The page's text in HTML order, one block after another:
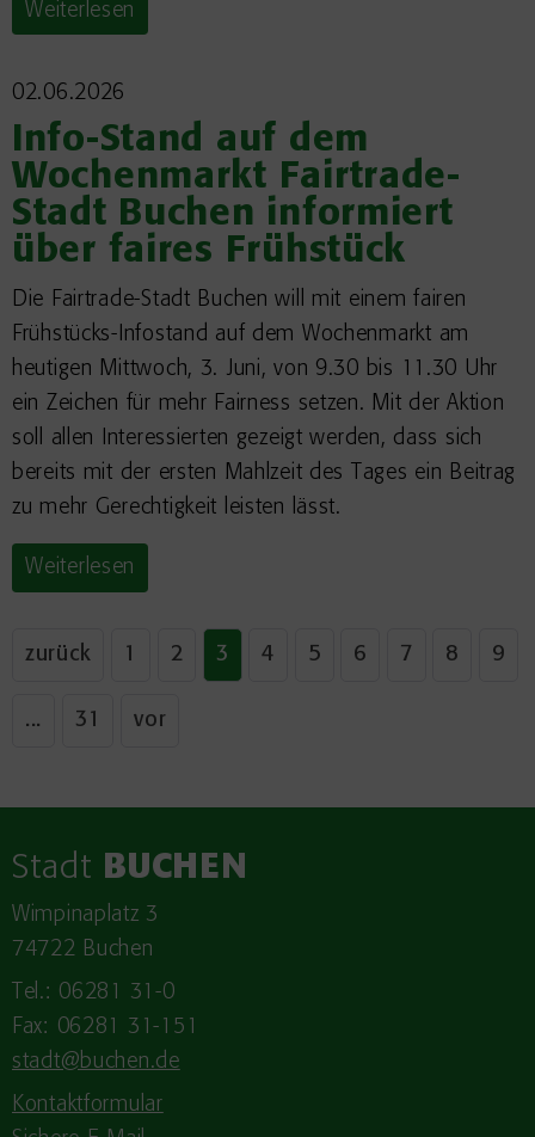
Weiterlesen
02.06.2026
Info-Stand auf dem
Wochenmarkt Fairtrade-
Stadt Buchen informiert
über faires Frühstück
Die Fairtrade-Stadt Buchen will mit einem fairen
Frühstücks-Infostand auf dem Wochenmarkt am
heutigen Mittwoch, 3. Juni, von 9.30 bis 11.30 Uhr
ein Zeichen für mehr Fairness setzen. Mit der Aktion
soll allen Interessierten gezeigt werden, dass sich
bereits mit der ersten Mahlzeit des Tages ein Beitrag
zu mehr Gerechtigkeit leisten lässt.
Weiterlesen
zurück 1 2 3 4 5 6 7 8 9
... 31 vor
Stadt BUCHEN
Wimpinaplatz 3
74722 Buchen
Tel.: 06281 31-0
Fax: 06281 31-151
stadt@buchen.de
Kontaktformular